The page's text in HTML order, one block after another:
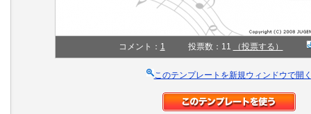
コメント： 1 投票数：11 （投票する）
このテンプレートを新規ウィンドウで開